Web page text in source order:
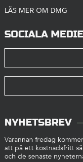
LÄS MER OM DMG
SOCIALA
NYHETSBREV
Varannan fredag
att på ett kostnadsfritt
och de senaste